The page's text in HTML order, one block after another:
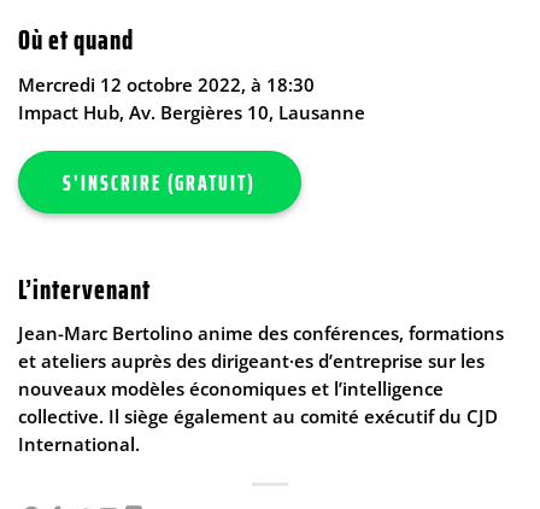
Où et quand
Mercredi 12 octobre 2022, à 18:30
Impact Hub, Av. Bergières 10, Lausanne
S'INSCRIRE (GRATUIT)
L’intervenant
Jean-Marc Bertolino anime des conférences, formations
et ateliers auprès des dirigeant·es d’entreprise sur les
nouveaux modèles économiques et l’intelligence
collective. Il siège également au comité exécutif du CJD
International.